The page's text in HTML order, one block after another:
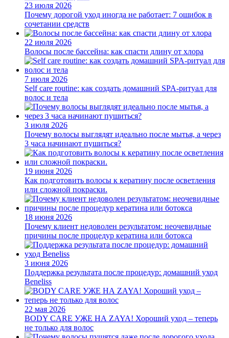
23 июля 2026
Почему дорогой уход иногда не работает: 7 ошибок в
сочетании средств
22 июля 2026
Волосы после бассейна: как спасти длину от хлора
7 июля 2026
Self care routine: как создать домашний SPA-ритуал для
волос и тела
3 июля 2026
Почему волосы выглядят идеально после мытья, а через
3 часа начинают пушиться?
19 июня 2026
Как подготовить волосы к кератину после осветления
или сложной покраски.
18 июня 2026
Почему клиент недоволен результатом: неочевидные
причины после процедур кератина или ботокса
3 июня 2026
Поддержка результата после процедур: домашний уход
Beneliss
22 мая 2026
BODY CARE УЖЕ НА ZAYA! Хороший уход – теперь
не только для волос